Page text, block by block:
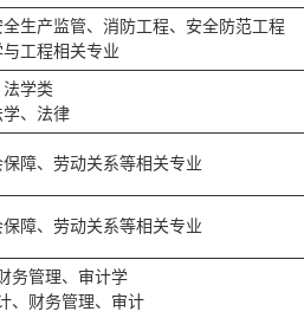
生产监管、消防工程、安全防范工程
工程相关专业
学类
、法律
障、劳动关系等相关专业
障、劳动关系等相关专业
务管理、审计学
、财务管理、审计